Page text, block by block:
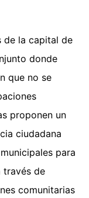
de la capital de
donde
que no se
proponen un
ciudadana
para
través de
comunitarias